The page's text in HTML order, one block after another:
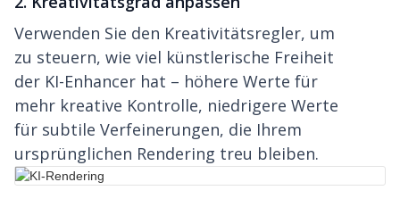
Verwenden Sie den Kreativitätsregler, um
zu steuern, wie viel künstlerische Freiheit
der KI-Enhancer hat – höhere Werte für
mehr kreative Kontrolle, niedrigere Werte
für subtile Verfeinerungen, die Ihrem
ursprünglichen Rendering treu bleiben.